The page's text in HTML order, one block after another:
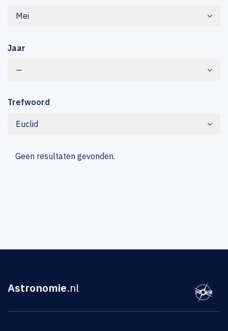
Mei
Jaar
—
Trefwoord
Euclid
Geen resultaten gevonden.
Astronomie.nl